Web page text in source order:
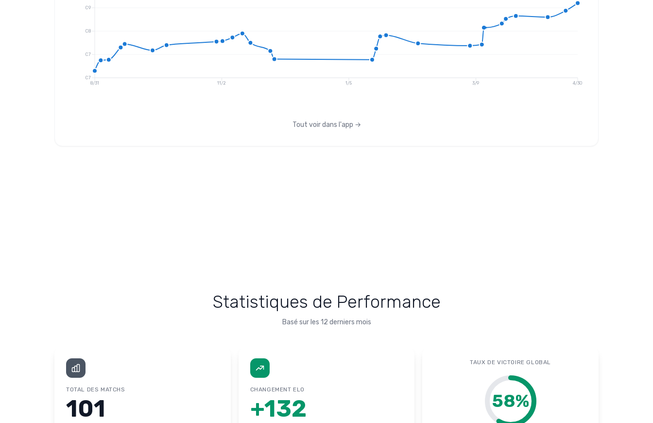
8/31 11/2 1/5 3/9 4/30
C7
C7
C8
C9
Tout voir dans l'app →
Statistiques de Performance
Basé sur les 12 derniers mois
TOTAL DES MATCHS
101
CHANGEMENT ELO
+132
TAUX DE VICTOIRE GLOBAL
58%